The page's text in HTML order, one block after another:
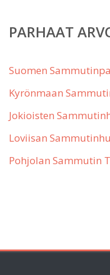
PARHAAT
Suomen
Kyrönmaan
Jokioisten
Loviisan
Pohjolan Sammutin